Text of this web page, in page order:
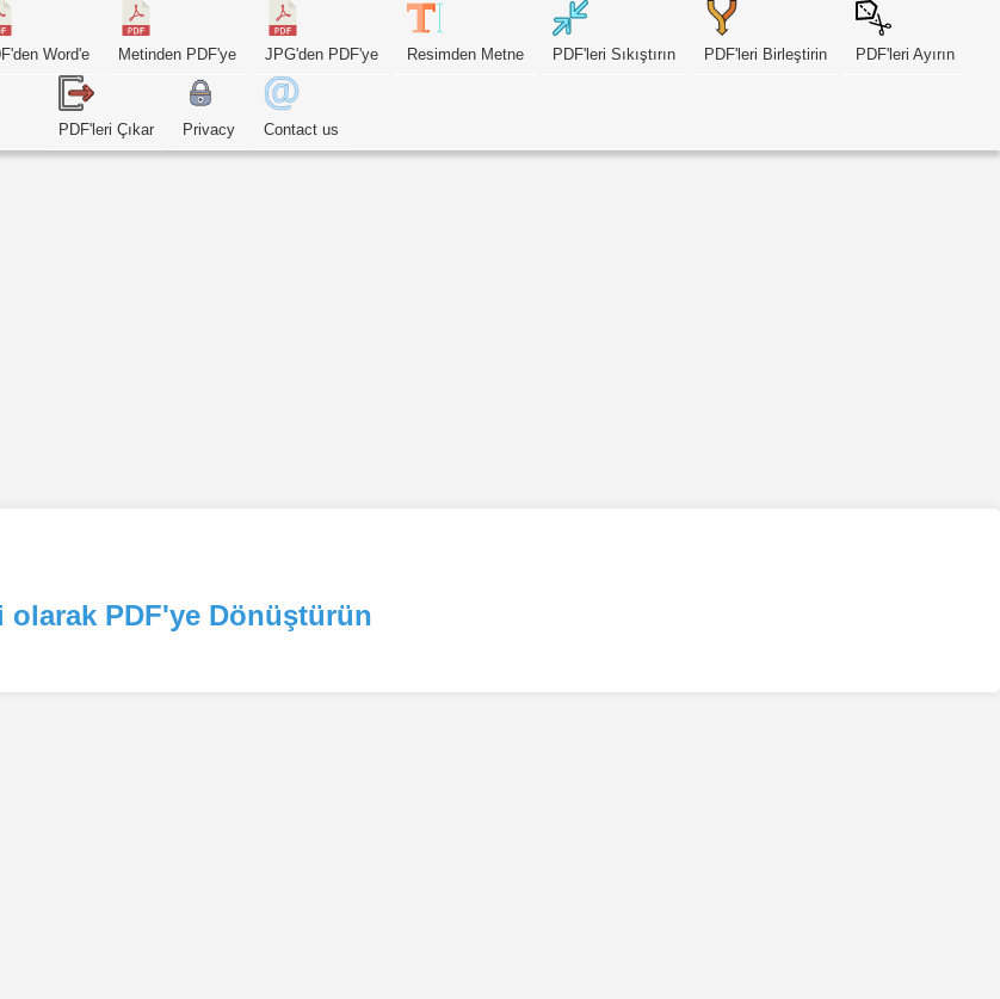
Word'e Metinden PDF'ye JPG'den PDF'ye Resimden Metne PDF'leri Sıkıştırın PDF'leri Birleştirin PDF'leri Ayırın
PDF'leri Çıkar Privacy Contact us
olarak PDF'ye Dönüştürün